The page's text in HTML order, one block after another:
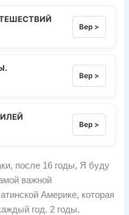
Вер >
Вер >
Вер >
после 16 годы, Я буду
важной
Америке, которая
год. 2 годы.